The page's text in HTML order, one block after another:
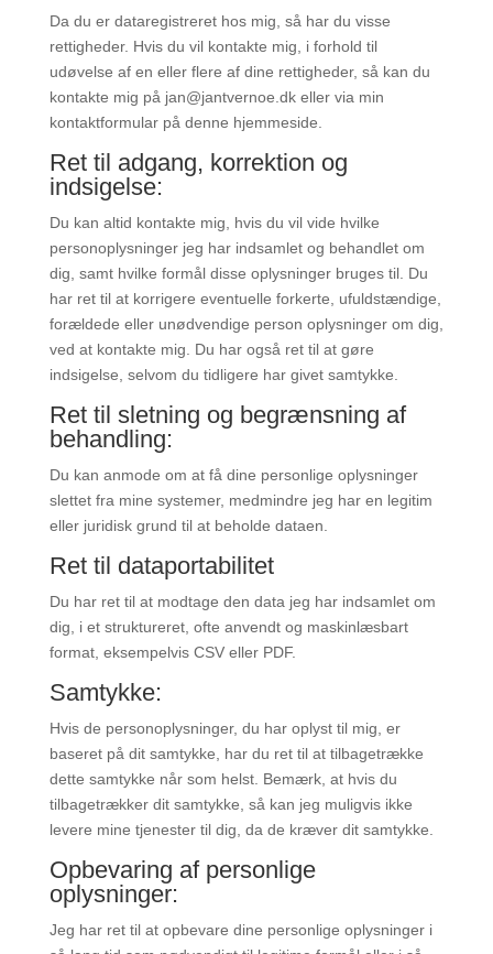
Da du er dataregistreret hos mig, så har du visse
rettigheder. Hvis du vil kontakte mig, i forhold til
udøvelse af en eller flere af dine rettigheder, så kan du
kontakte mig på jan@jantvernoe.dk eller via min
kontaktformular på denne hjemmeside.
Ret til adgang, korrektion og
indsigelse:
Du kan altid kontakte mig, hvis du vil vide hvilke
personoplysninger jeg har indsamlet og behandlet om
dig, samt hvilke formål disse oplysninger bruges til. Du
har ret til at korrigere eventuelle forkerte, ufuldstændige,
forældede eller unødvendige person oplysninger om dig,
ved at kontakte mig. Du har også ret til at gøre
indsigelse, selvom du tidligere har givet samtykke.
Ret til sletning og begrænsning af
behandling:
Du kan anmode om at få dine personlige oplysninger
slettet fra mine systemer, medmindre jeg har en legitim
eller juridisk grund til at beholde dataen.
Ret til dataportabilitet
Du har ret til at modtage den data jeg har indsamlet om
dig, i et struktureret, ofte anvendt og maskinlæsbart
format, eksempelvis CSV eller PDF.
Samtykke:
Hvis de personoplysninger, du har oplyst til mig, er
baseret på dit samtykke, har du ret til at tilbagetrække
dette samtykke når som helst. Bemærk, at hvis du
tilbagetrækker dit samtykke, så kan jeg muligvis ikke
levere mine tjenester til dig, da de kræver dit samtykke.
Opbevaring af personlige
oplysninger:
Jeg har ret til at opbevare dine personlige oplysninger i